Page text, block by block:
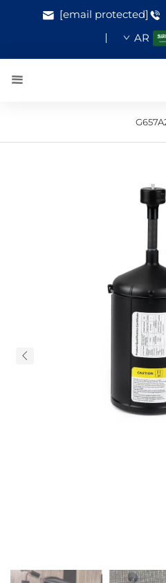
[email protected]
AR